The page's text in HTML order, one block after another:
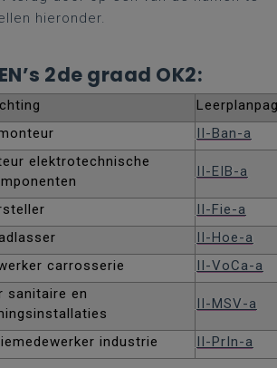
hieronder.
2de graad OK2:
II-Ban-a
elektrotechnische
II-EIB-a
II-Fie-a
II-Hoe-a
carrosserie II-VoCa-a
sanitaire en
II-MSV-a
industrie II-PrIn-a